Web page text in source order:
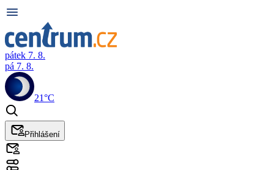
pátek 7. 8.
pá 7. 8.
21°C
Přihlášení